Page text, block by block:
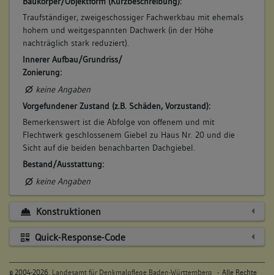
Traufständiger, zweigeschossiger Fachwerkbau mit ehemals
hohem und weitgespannten Dachwerk (in der Höhe
nachträglich stark reduziert).
Innerer Aufbau/Grundriss/
Zonierung:
keine Angaben
Vorgefundener Zustand (z.B. Schäden, Vorzustand):
Bemerkenswert ist die Abfolge von offenem und mit
Flechtwerk geschlossenem Giebel zu Haus Nr. 20 und die
Sicht auf die beiden benachbarten Dachgiebel.
Bestand/Ausstattung:
keine Angaben
Konstruktionen
Quick-Response-Code
© 2004-2026, Landesamt für Denkmalpflege Baden-Württemberg - Alle Rechte